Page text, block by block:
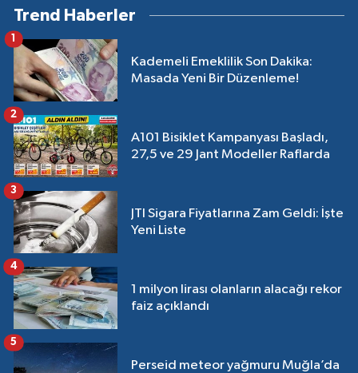
Trend Haberler
Kademeli Emeklilik Son Dakika:
Masada Yeni Bir Düzenleme!
1
A101 Bisiklet Kampanyası Başladı,
27,5 ve 29 Jant Modeller Raflarda
2
JTI Sigara Fiyatlarına Zam Geldi: İşte
Yeni Liste
3
1 milyon lirası olanların alacağı rekor
faiz açıklandı
4
Perseid meteor yağmuru Muğla’da
5